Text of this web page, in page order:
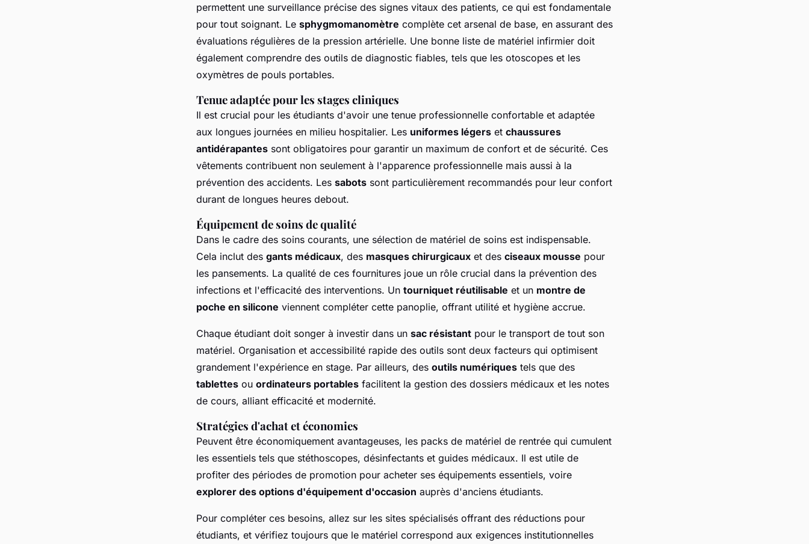
permettent une surveillance précise des signes vitaux des patients, ce qui est fondamentale
pour tout soignant. Le sphygmomanomètre complète cet arsenal de base, en assurant des
évaluations régulières de la pression artérielle. Une bonne liste de matériel infirmier doit
également comprendre des outils de diagnostic fiables, tels que les otoscopes et les
oxymètres de pouls portables.
Tenue adaptée pour les stages cliniques
Il est crucial pour les étudiants d'avoir une tenue professionnelle confortable et adaptée
aux longues journées en milieu hospitalier. Les uniformes légers et chaussures
antidérapantes sont obligatoires pour garantir un maximum de confort et de sécurité. Ces
vêtements contribuent non seulement à l'apparence professionnelle mais aussi à la
prévention des accidents. Les sabots sont particulièrement recommandés pour leur confort
durant de longues heures debout.
Équipement de soins de qualité
Dans le cadre des soins courants, une sélection de matériel de soins est indispensable.
Cela inclut des gants médicaux, des masques chirurgicaux et des ciseaux mousse pour
les pansements. La qualité de ces fournitures joue un rôle crucial dans la prévention des
infections et l'efficacité des interventions. Un tourniquet réutilisable et un montre de
poche en silicone viennent compléter cette panoplie, offrant utilité et hygiène accrue.
Chaque étudiant doit songer à investir dans un sac résistant pour le transport de tout son
matériel. Organisation et accessibilité rapide des outils sont deux facteurs qui optimisent
grandement l'expérience en stage. Par ailleurs, des outils numériques tels que des
tablettes ou ordinateurs portables facilitent la gestion des dossiers médicaux et les notes
de cours, alliant efficacité et modernité.
Stratégies d'achat et économies
Peuvent être économiquement avantageuses, les packs de matériel de rentrée qui cumulent
les essentiels tels que stéthoscopes, désinfectants et guides médicaux. Il est utile de
profiter des périodes de promotion pour acheter ses équipements essentiels, voire
explorer des options d'équipement d'occasion auprès d'anciens étudiants.
Pour compléter ces besoins, allez sur les sites spécialisés offrant des réductions pour
étudiants, et vérifiez toujours que le matériel correspond aux exigences institutionnelles